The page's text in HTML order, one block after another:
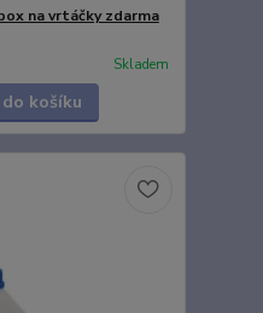
na vrtáčky zdarma
Skladem
košíku